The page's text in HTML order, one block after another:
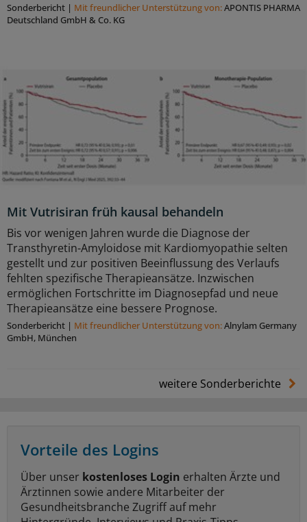
Sonderbericht | Mit freundlicher Unterstützung von:APONTIS PHARMA
Deutschland GmbH & Co. KG
Mit Vutrisiran früh kausal behandeln
Bis vor wenigen Jahren wurde die Diagnose der
Transthyretin-Amyloidose mit Kardiomyopathie selten
gestellt und zur positiven Beeinflussung des Verlaufs
fehlten spezifische Therapieansätze. Inzwischen
ermöglichen Fortschritte im Diagnosepfad und neue
Therapieansätze eine bessere Prognose.
Sonderbericht | Mit freundlicher Unterstützung von:Alnylam Germany
GmbH, München
weitere Sonderberichte
Vorteile des Logins
Über unser kostenloses Login erhalten Ärzte und
Ärztinnen sowie andere Mitarbeiter der
Gesundheitsbranche Zugriff auf mehr